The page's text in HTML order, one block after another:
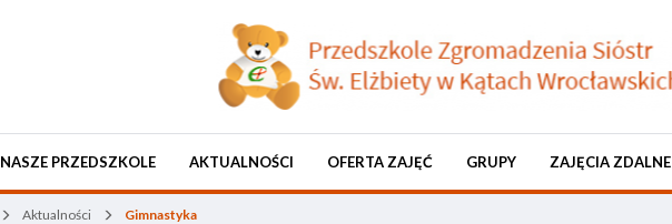
NASZE PRZEDSZKOLE AKTUALNOŚCI OFERTA ZAJĘĆ GRUPY ZAJĘCIA ZDALNE
Aktualności Gimnastyka